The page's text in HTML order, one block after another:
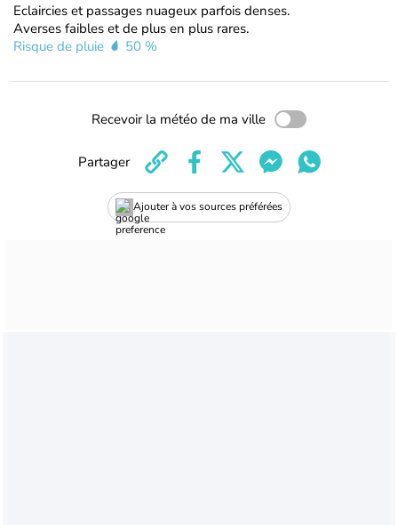
Eclaircies et passages nuageux parfois denses.
Averses faibles et de plus en plus rares.
Risque de pluie
50 %
Recevoir la météo de ma ville
Ajouter à vos sources préférées
Partager